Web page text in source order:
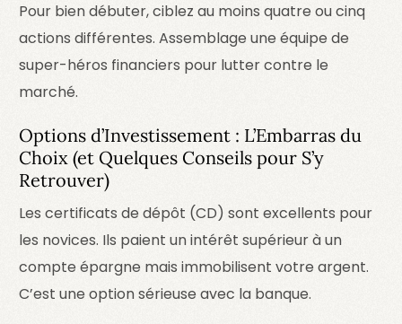
Pour bien débuter, ciblez au moins quatre ou cinq
actions différentes. Assemblage une équipe de
super-héros financiers pour lutter contre le
marché.
Options d’Investissement : L’Embarras du
Choix (et Quelques Conseils pour S’y
Retrouver)
Les certificats de dépôt (CD) sont excellents pour
les novices. Ils paient un intérêt supérieur à un
compte épargne mais immobilisent votre argent.
C’est une option sérieuse avec la banque.